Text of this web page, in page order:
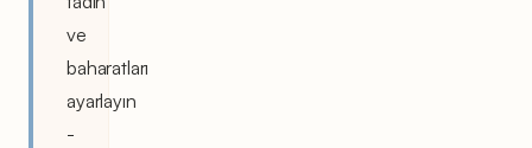
ve
baharatları
ayarlayın
-